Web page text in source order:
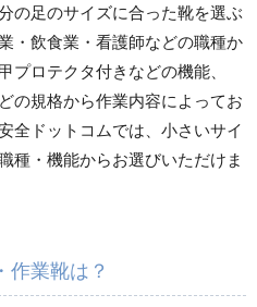
一般作業安全靴・ゴム2
層底
短靴
半長靴
の足のサイズに合った靴を選ぶ
・飲食業・看護師などの職種か
プロテクタ付きなどの機能、
の規格から作業内容によってお
全ドットコムでは、小さいサイ
種・機能からお選びいただけま
作業靴は？